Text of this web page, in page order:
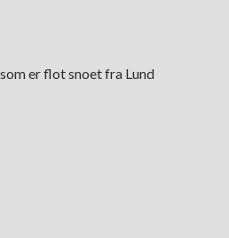
er flot snoet fra Lund